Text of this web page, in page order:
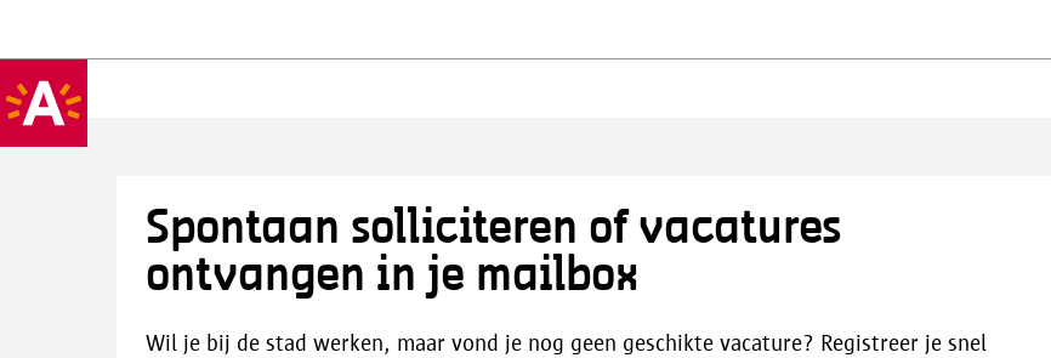
Spontaan solliciteren of vacatures
ontvangen in je mailbox
Wil je bij de stad werken, maar vond je nog geen geschikte vacature? Registreer je snel